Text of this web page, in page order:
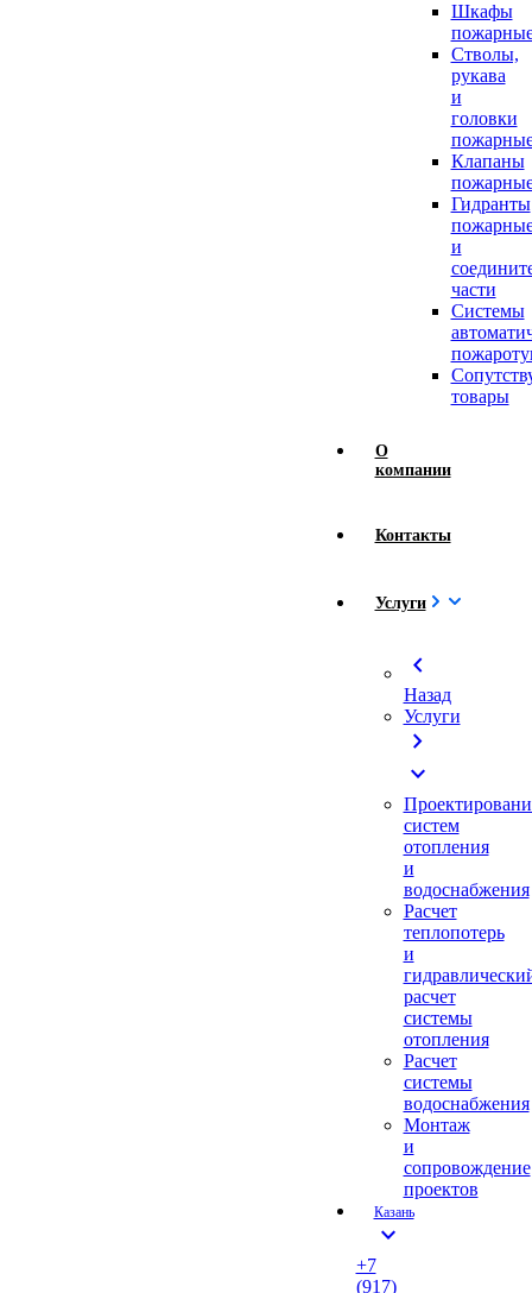
Шкафы
Стволы,
рукава
и
головки
Клапаны
Гидранты
и
части
Системы
товары
О
компании
Контакты
Услуги
chevron_left
Назад
Услуги
chevron_right
expand_more
систем
отопления
и
водоснабжения
Расчет
теплопотерь
и
расчет
системы
отопления
Расчет
системы
водоснабжения
Монтаж
и
сопровождение
проектов
Казань
expand_more
+7
(917)